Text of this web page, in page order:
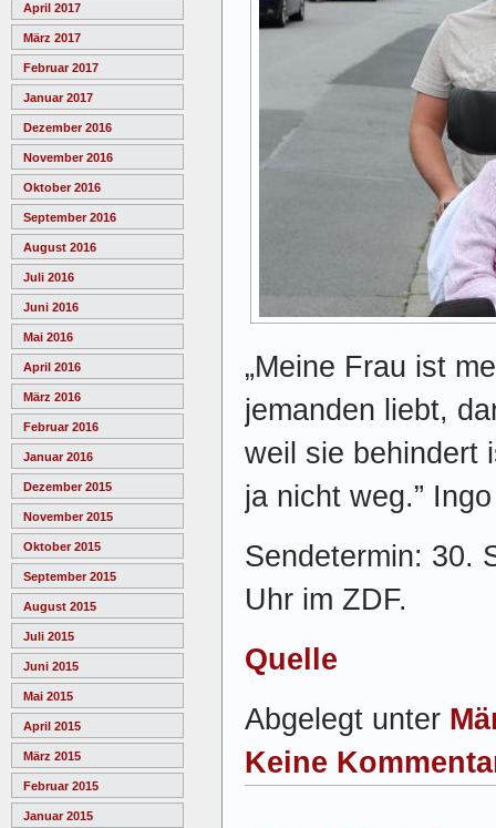
April 2017
März 2017
Februar 2017
Januar 2017
Dezember 2016
November 2016
Oktober 2016
September 2016
August 2016
Juli 2016
Juni 2016
Mai 2016
April 2016
März 2016
Februar 2016
Januar 2016
Dezember 2015
November 2015
Oktober 2015
September 2015
August 2015
Juli 2015
Juni 2015
Mai 2015
April 2015
März 2015
Februar 2015
Januar 2015
„Meine Frau ist
jemanden liebt,
weil sie behindert
ja nicht weg.” Ingo
Sendetermin: 30.
Uhr im ZDF.
Quelle
Abgelegt unter
Keine